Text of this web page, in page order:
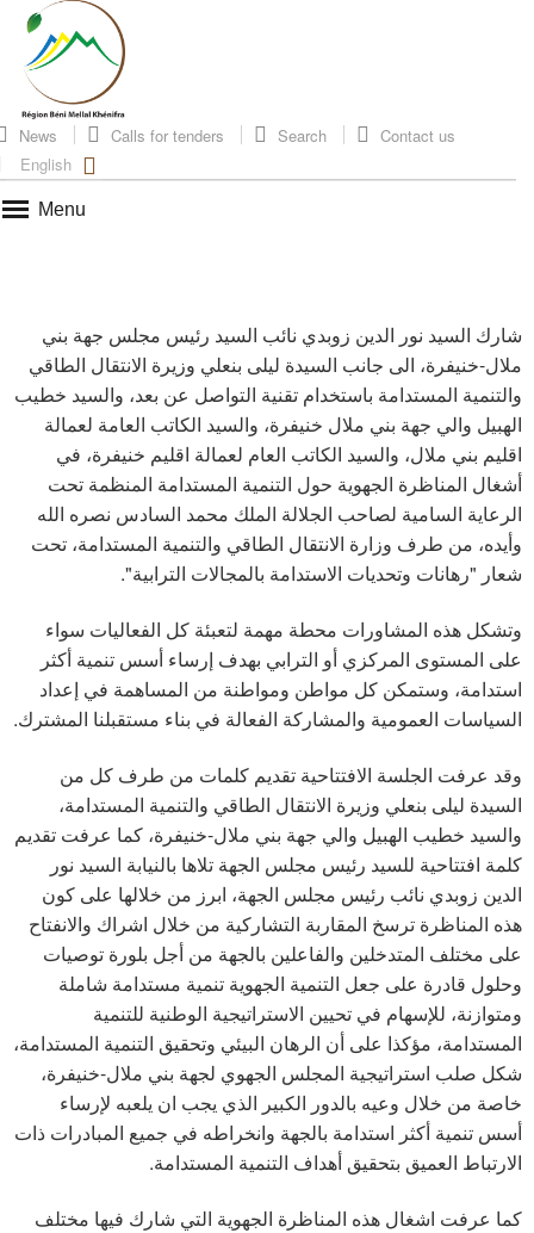
News Calls for tenders Search
Contact us
English
Menu
شارك السيد نور الدين زوبدي نائب السيد رئيس مجلس جهة بني
ملال-خنيفرة، الى جانب السيدة ليلى بنعلي وزيرة الانتقال الطاقي
والتنمية المستدامة باستخدام تقنية التواصل عن بعد، والسيد خطيب
الهبيل والي جهة بني ملال خنيفرة، والسيد الكاتب العامة لعمالة
اقليم بني ملال، والسيد الكاتب العام لعمالة اقليم خنيفرة، في
أشغال المناظرة الجهوية حول التنمية المستدامة المنظمة تحت
الرعاية السامية لصاحب الجلالة الملك محمد السادس نصره الله
وأيده، من طرف وزارة الانتقال الطاقي والتنمية المستدامة، تحت
شعار "رهانات وتحديات الاستدامة بالمجالات الترابية".
وتشكل هذه المشاورات محطة مهمة لتعبئة كل الفعاليات سواء
على المستوى المركزي أو الترابي بهدف إرساء أسس تنمية أكثر
استدامة، وستمكن كل مواطن ومواطنة من المساهمة في إعداد
السياسات العمومية والمشاركة الفعالة في بناء مستقبلنا المشترك.
وقد عرفت الجلسة الافتتاحية تقديم كلمات من طرف كل من
السيدة ليلى بنعلي وزيرة الانتقال الطاقي والتنمية المستدامة،
والسيد خطيب الهبيل والي جهة بني ملال-خنيفرة، كما عرفت تقديم
كلمة افتتاحية للسيد رئيس مجلس الجهة تلاها بالنيابة السيد نور
الدين زوبدي نائب رئيس مجلس الجهة، ابرز من خلالها على كون
هذه المناظرة ترسخ المقاربة التشاركية من خلال اشراك والانفتاح
على مختلف المتدخلين والفاعلين بالجهة من أجل بلورة توصيات
وحلول قادرة على جعل التنمية الجهوية تنمية مستدامة شاملة
ومتوازنة، للإسهام في تحيين الاستراتيجية الوطنية للتنمية
المستدامة، مؤكذا على أن الرهان البيئي وتحقيق التنمية المستدامة،
شكل صلب استراتيجية المجلس الجهوي لجهة بني ملال-خنيفرة،
خاصة من خلال وعيه بالدور الكبير الذي يجب ان يلعبه لإرساء
أسس تنمية أكثر استدامة بالجهة وانخراطه في جميع المبادرات ذات
الارتباط العميق بتحقيق أهداف التنمية المستدامة.
كما عرفت اشغال هذه المناظرة الجهوية التي شارك فيها مختلف